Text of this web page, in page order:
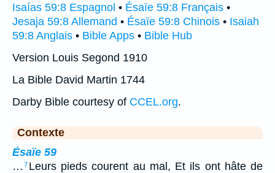
Isaías 59:8 Espagnol • Ésaïe 59:8 Français •
Jesaja 59:8 Allemand • Ésaïe 59:8 Chinois • Isaiah
59:8 Anglais • Bible Apps • Bible Hub
Version Louis Segond 1910
La Bible David Martin 1744
Darby Bible courtesy of CCEL.org.
Contexte
Ésaïe 59
… 7 Leurs pieds courent au mal, Et ils ont hâte de